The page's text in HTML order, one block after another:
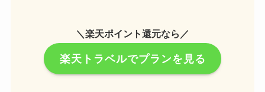
＼楽天ポイント還元なら／
楽天トラベルでプランを見る